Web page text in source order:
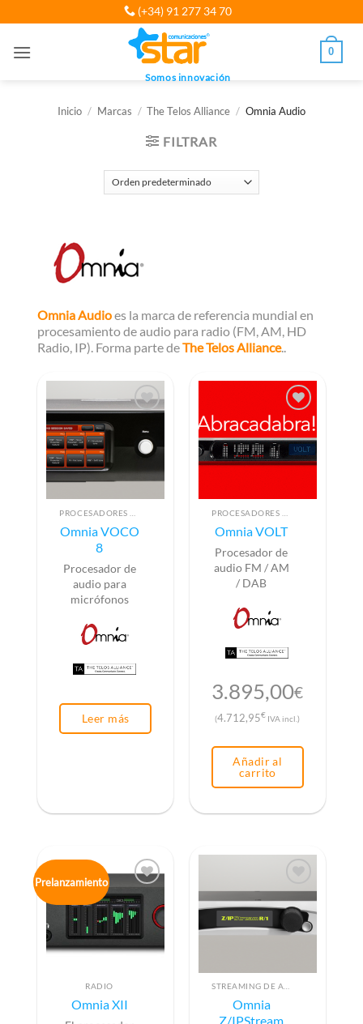
al
(+34) 91 277 34 70
Somos innovación
0
Inicio / Marcas / The Telos Alliance / Omnia Audio
FILTRAR
Omnia Audioes la marca de referencia mundial en
procesamiento de audio para radio (FM, AM, HD
Radio, IP). Forma parte deThe Telos Alliance..
Omnia VOCO
8
Procesador de
audio para
micrófonos
Leer más
Omnia VOLT
Procesador de
audio FM / AM
/ DAB
3.895,00€
(4.712,95€ IVA incl.)
Añadir al
carrito
Prelanzamiento
RADIO
Omnia XII
Omnia
Z/IPStream